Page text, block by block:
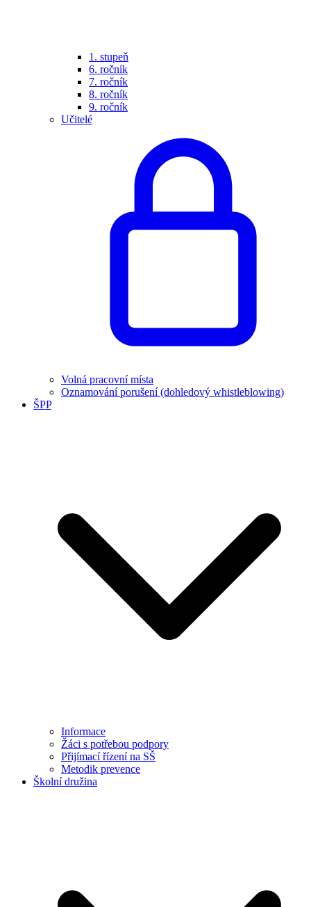
1. stupeň
6. ročník
7. ročník
8. ročník
9. ročník
Učitelé
Volná pracovní místa
Oznamování porušení (dohledový whistleblowing)
ŠPP
Informace
Žáci s potřebou podpory
Přijímací řízení na SŠ
Metodik prevence
Školní družina